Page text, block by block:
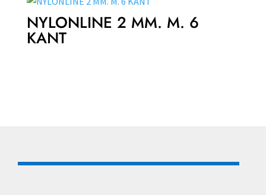
NYLONLINE 2 MM. M. 6
KANT